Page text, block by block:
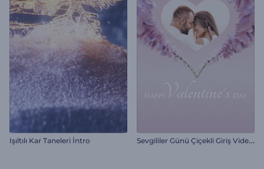
Işıltılı Kar Taneleri İntro S
evgililer Günü Çiçekli Giriş Videosu